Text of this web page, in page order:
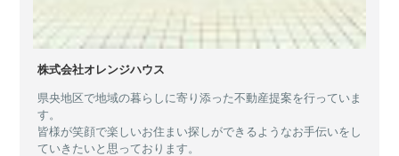
株式会社オレンジハウス
県央地区で地域の暮らしに寄り添った不動産提案を行っていま
す。
皆様が笑顔で楽しいお住まい探しができるようなお手伝いをし
ていきたいと思っております。